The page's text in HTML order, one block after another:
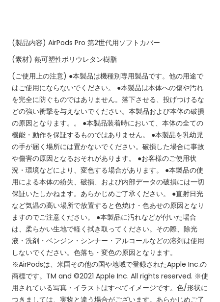
(製品内容) AirPods Pro 第2世代用ソフトカバー
(素材) 熱可塑性ポリウレタン樹脂
(ご使用上の注意) ●本製品は機種別専用製品です。他の用途で
はご使用にならないでください。
●本製品は本体への傷や汚れ
を完全に防ぐものではありません。落下させる、投げつけるな
どの強い衝撃を与えないでください。本製品および本体の破損
の原因となります。。
●本製品装着時において、本体の全ての
機能・動作を保証するものではありません。
●本製品を乳幼児
の手が届く場所には置かないでください。破損した場合に事故
や傷害の原因となるおそれがあります。
●お客様のご使用状
況・環境などにより、変色する場合があります。
●本製品の使
用による本体の紛失、破損、および内部データの破損には一切
保証いたしかねます。あらかじめご了承ください。
●直射日光
など気温の高い場所で放置すると色焼け・色あせの原因となり
ますのでご注意ください。
●本製品に汚れなどが付いた場合
は、柔らかい生地で軽く拭き取ってください。その際、除光
液・洗剤・ベンジン・シンナー・アルコールなどの溶剤は使用
しないでください。色落ち・変色の原因となります。
※AirPodsは、米国その他の国や地域で登録されたApple Inc.の
商標です。TM and ©2021 Apple Inc. All rights reserved. ※使
用されている写真・イラストはすべてイメージです。色/形状に
つきましては、実物と違う場合がございます。あらかじめご了